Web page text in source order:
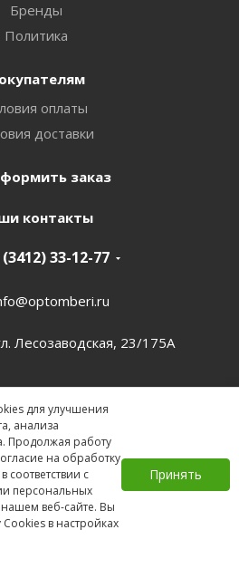
для улучшения
анализа
Продолжая работу
на обработку
соответствии с
персональных
веб-сайте. Вы
в настройках
Принять
Бренды
Политика
оплаты
доставки
заказ
контакты
(3412) 33-12-77
Лесозаводская, 23/175А
2026 ©